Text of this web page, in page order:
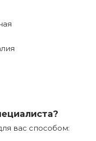
вас способом: